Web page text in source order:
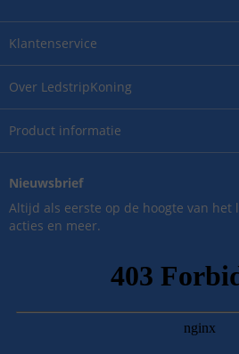
Over LedstripKoning
Product informatie
Klantenservice
Nieuwsbrief
Altijd als eerste op de hoogte van het
acties en meer.